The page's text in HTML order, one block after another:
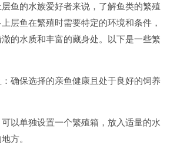
鱼的水族爱好者来说，了解鱼类的繁殖
层鱼在繁殖时需要特定的环境和条件，
的水质和丰富的藏身处。以下是一些繁
确保选择的亲鱼健康且处于良好的饲养
以单独设置一个繁殖箱，放入适量的水
方。